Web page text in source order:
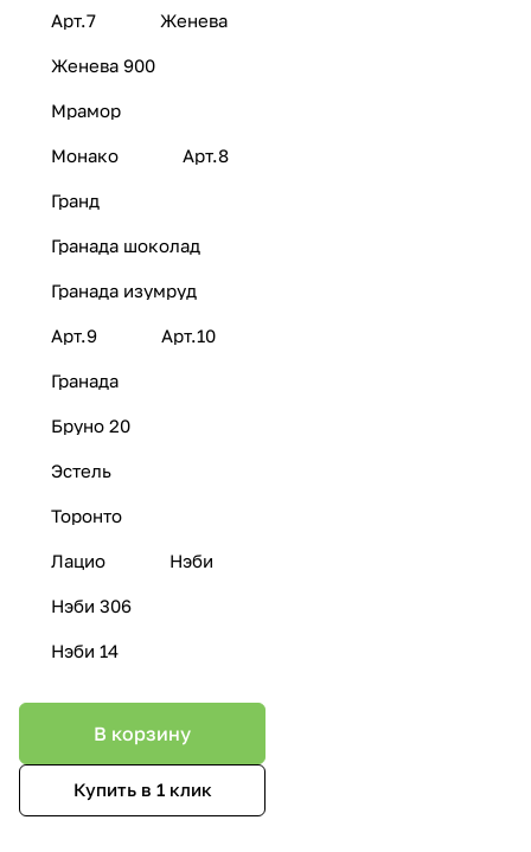
Арт.7 Женева
Женева 900
Мрамор
Монако Арт.8
Гранд
Гранада шоколад
Гранада изумруд
Арт.9 Арт.10
Гранада
Бруно 20
Эстель
Торонто
Лацио Нэби
Нэби 306
Нэби 14
В корзину
Купить в 1 клик